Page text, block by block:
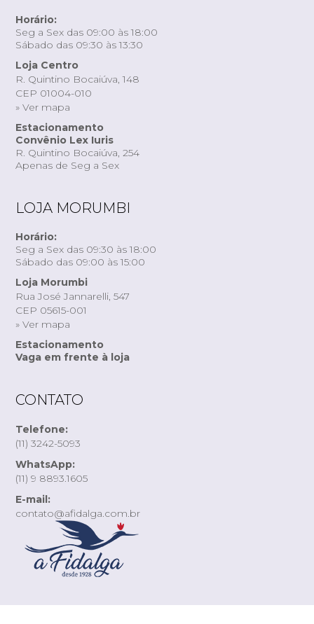
Horário:
Seg a Sex das 09:00 às 18:00
Sábado das 09:30 às 13:30
Loja Centro
R. Quintino Bocaiúva, 148
CEP 01004-010
» Ver mapa
Estacionamento
Convênio Lex Iuris
R. Quintino Bocaiúva, 254
Apenas de Seg a Sex
LOJA MORUMBI
Horário:
Seg a Sex das 09:30 às 18:00
Sábado das 09:00 às 15:00
Loja Morumbi
Rua José Jannarelli, 547
CEP 05615-001
» Ver mapa
Estacionamento
Vaga em frente à loja
CONTATO
Telefone:
(11) 3242-5093
WhatsApp:
(11) 9 8893.1605
E-mail:
contato@afidalga.com.br